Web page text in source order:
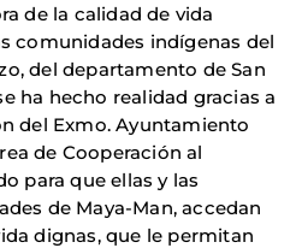
de la calidad de vida
comunidades indígenas del
del departamento de San
ha hecho realidad gracias a
del Exmo. Ayuntamiento
de Cooperación al
para que ellas y las
de Maya-Man, accedan
dignas, que le permitan